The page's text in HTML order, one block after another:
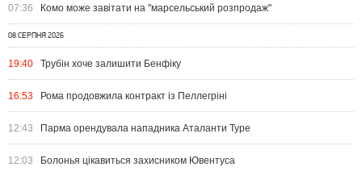
07:36 Комо може завітати на "марсельський розпродаж"
08 СЕРПНЯ 2026
19:40 Трубін хоче залишити Бенфіку
16:53 Рома продовжила контракт із Пеллегріні
12:43 Парма орендувала нападника Аталанти Туре
12:03 Болонья цікавиться захисником Ювентуса